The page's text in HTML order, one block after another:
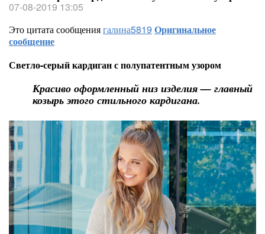
07-08-2019 13:05
Это цитата сообщениягалина5819 Оригинальное
сообщение
Светло-серый кардиган с полупатентным узором
Красиво оформленный низ изделия — главный
козырь этого стильного кардигана.